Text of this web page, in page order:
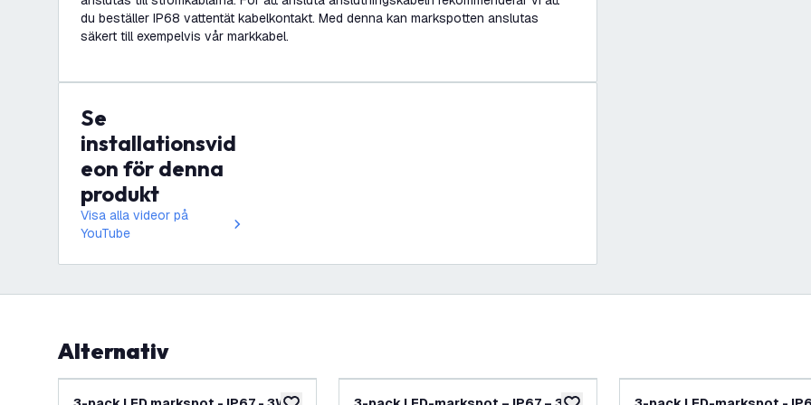
du beställer IP68 vattentät kabelkontakt. Med denna kan markspotten anslutas
säkert till exempelvis vår markkabel.
Se
installationsvid
eon för denna
produkt
Visa alla videor på
YouTube
Alternativ